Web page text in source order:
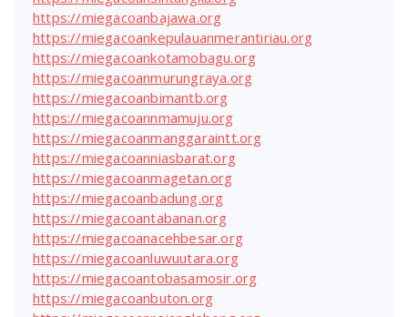
https://miegacoanbajawa.org
https://miegacoankepulauanmerantiriau.org
https://miegacoankotamobagu.org
https://miegacoanmurungraya.org
https://miegacoanbimantb.org
https://miegacoannmamuju.org
https://miegacoanmanggaraintt.org
https://miegacoanniasbarat.org
https://miegacoanmagetan.org
https://miegacoanbadung.org
https://miegacoantabanan.org
https://miegacoanacehbesar.org
https://miegacoanluwuutara.org
https://miegacoantobasamosir.org
https://miegacoanbuton.org